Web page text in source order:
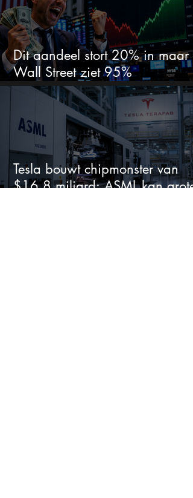
Dit aandeel stort 20% in maar
Wall Street ziet 95%
koerspotentieel
Tesla bouwt chipmonster van
$16,8 miljard: ASML kan grote